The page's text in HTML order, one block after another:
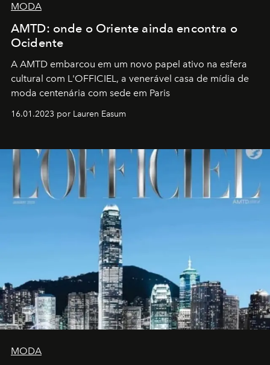
MODA
AMTD: onde o Oriente ainda encontra o
Ocidente
A AMTD embarcou em um novo papel ativo na esfera
cultural com L'OFFICIEL, a venerável casa de mídia de
moda centenária com sede em Paris
16.01.2023 por Lauren Easum
MODA